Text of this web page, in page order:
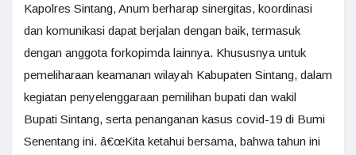
Kapolres Sintang, Anum berharap sinergitas, koordinasi
dan komunikasi dapat berjalan dengan baik, termasuk
dengan anggota forkopimda lainnya. Khususnya untuk
pemeliharaan keamanan wilayah Kabupaten Sintang, dalam
kegiatan penyelenggaraan pemilihan bupati dan wakil
Bupati Sintang, serta penanganan kasus covid-19 di Bumi
Senentang ini. â€œKita ketahui bersama, bahwa tahun ini